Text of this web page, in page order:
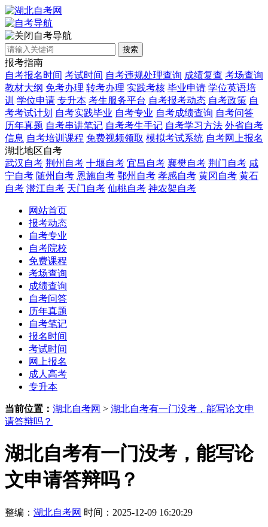
自考导航
搜索
报考指南
自考报名时间 考试时间 自考违规处理查询 成绩复查 考场查询
教材大纲 免考办理 转考办理 实践考核 毕业申请 学位英语培
训 学位申请 专升本 考生服务平台 自考报考动态 自考政策 自
考考试计划 自考实践毕业 自考专业 自考成绩查询 自考问答
历年真题 自考串讲笔记 自考考生手记 自考学习方法 外省自考
信息 自考培训课程 免费视频领取 模拟考试系统 自考网上报名
湖北地区自考
武汉自考 荆州自考 十堰自考 宜昌自考 襄樊自考 荆门自考 咸
宁自考 随州自考 恩施自考 鄂州自考 孝感自考 黄冈自考 黄石
自考 潜江自考 天门自考 仙桃自考 神农架自考
网站首页
报考动态
自考专业
自考院校
免费课程
考场查询
成绩查询
自考问答
历年真题
自考笔记
报名时间
考试时间
网上报名
成人高考
专升本
当前位置： 湖北自考网 > 湖北自考有一门没考，能写论文申
请答辩吗？
湖北自考有一门没考，能写论
文申请答辩吗？
整编： 湖北自考网 时间：2025-12-09 16:20:29